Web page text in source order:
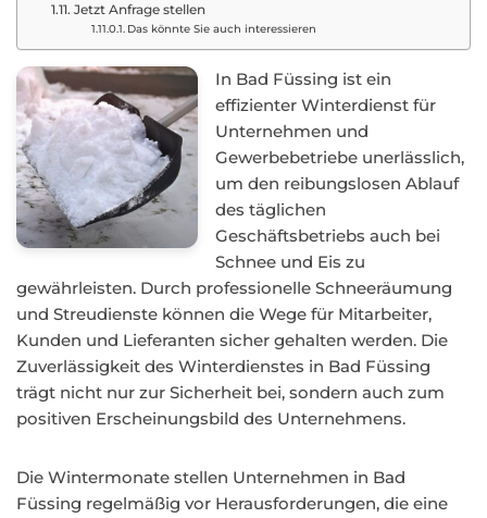
Jetzt Anfrage stellen
Das könnte Sie auch interessieren
In Bad Füssing ist ein
effizienter Winterdienst für
Unternehmen und
Gewerbebetriebe unerlässlich,
um den reibungslosen Ablauf
des täglichen
Geschäftsbetriebs auch bei
Schnee und Eis zu
gewährleisten. Durch professionelle Schneeräumung
und Streudienste können die Wege für Mitarbeiter,
Kunden und Lieferanten sicher gehalten werden. Die
Zuverlässigkeit des Winterdienstes in Bad Füssing
trägt nicht nur zur Sicherheit bei, sondern auch zum
positiven Erscheinungsbild des Unternehmens.
Die Wintermonate stellen Unternehmen in Bad
Füssing regelmäßig vor Herausforderungen, die eine